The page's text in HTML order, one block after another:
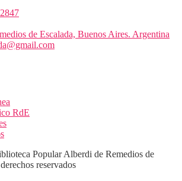
de Escalada, Buenos Aires. Argentina
RdE
Popular Alberdi de Remedios de
reservados